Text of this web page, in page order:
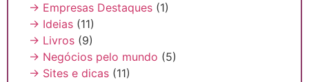
→ Empresas Destaques (1)
→ Ideias (11)
→ Livros (9)
→ Negócios pelo mundo (5)
→ Sites e dicas (11)